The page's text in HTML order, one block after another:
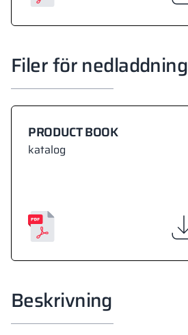
Filer för nedladdning
PRODUCT BOOK
katalog
Beskrivning